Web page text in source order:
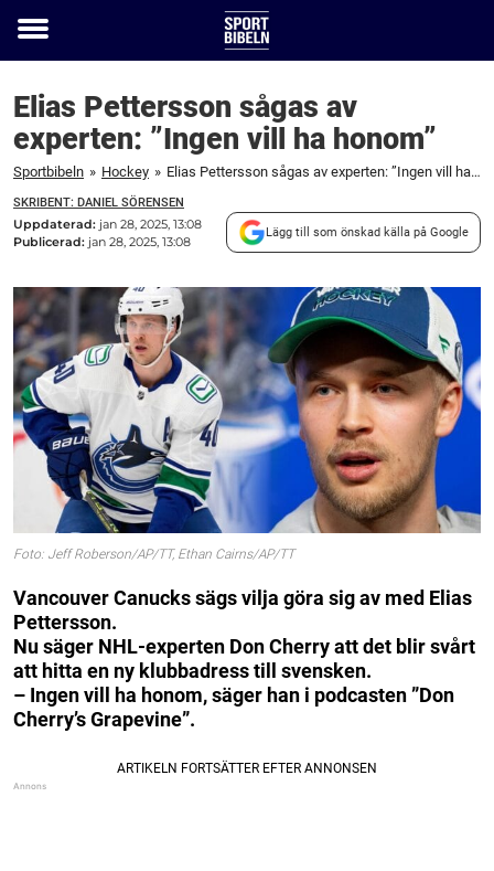
Toggle
Elias Pettersson sågas av
experten: ”Ingen vill ha honom”
Sportbibeln » Hockey » Elias Pettersson sågas av experten: ”Ingen vill ha honom”
SKRIBENT: DANIEL SÖRENSEN
Uppdaterad: jan 28, 2025, 13:08
Publicerad: jan 28, 2025, 13:08
Lägg till som önskad källa på Google
Foto: Jeff Roberson/AP/TT, Ethan Cairns/AP/TT
Vancouver Canucks sägs vilja göra sig av med Elias
Pettersson.
Nu säger NHL-experten Don Cherry att det blir svårt
att hitta en ny klubbadress till svensken.
– Ingen vill ha honom, säger han i podcasten ”Don
Cherry’s Grapevine”.